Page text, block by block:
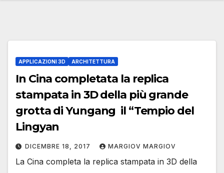
APPLICAZIONI 3D ARCHITETTURA
In Cina completata la replica
stampata in 3D della più grande
grotta di Yungang il “Tempio del
Lingyan
DICEMBRE 18, 2017 MARGIOV MARGIOV
La Cina completa la replica stampata in 3D della